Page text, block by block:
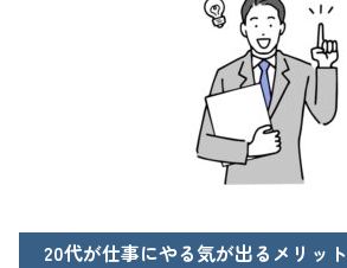
20代が仕事にやる気が出るメリット